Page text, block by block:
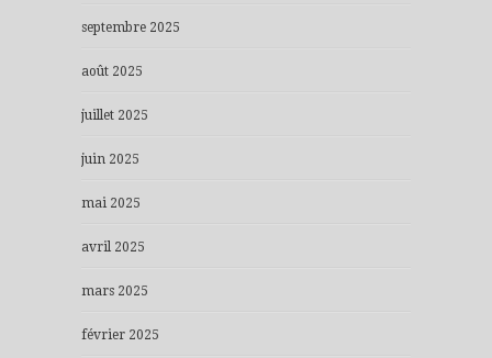
septembre 2025
août 2025
juillet 2025
juin 2025
mai 2025
avril 2025
mars 2025
février 2025